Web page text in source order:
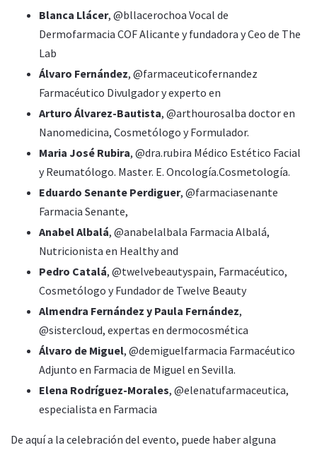
Blanca Llácer, @bllacerochoa Vocal de
Dermofarmacia COF Alicante y fundadora y Ceo de The
Lab
Álvaro Fernández, @farmaceuticofernandez
Farmacéutico Divulgador y experto en
Arturo Álvarez-Bautista, @arthourosalba doctor en
Nanomedicina, Cosmetólogo y Formulador.
Maria José Rubira, @dra.rubira Médico Estético Facial
y Reumatólogo. Master. E. Oncología.Cosmetología.
Eduardo Senante Perdiguer, @farmaciasenante
Farmacia Senante,
Anabel Albalá, @anabelalbala Farmacia Albalá,
Nutricionista en Healthy and
Pedro Catalá, @twelvebeautyspain, Farmacéutico,
Cosmetólogo y Fundador de Twelve Beauty
Almendra Fernández y Paula Fernández,
@sistercloud, expertas en dermocosmética
Álvaro de Miguel, @demiguelfarmacia Farmacéutico
Adjunto en Farmacia de Miguel en Sevilla.
Elena Rodríguez-Morales, @elenatufarmaceutica,
especialista en Farmacia
De aquí a la celebración del evento, puede haber alguna